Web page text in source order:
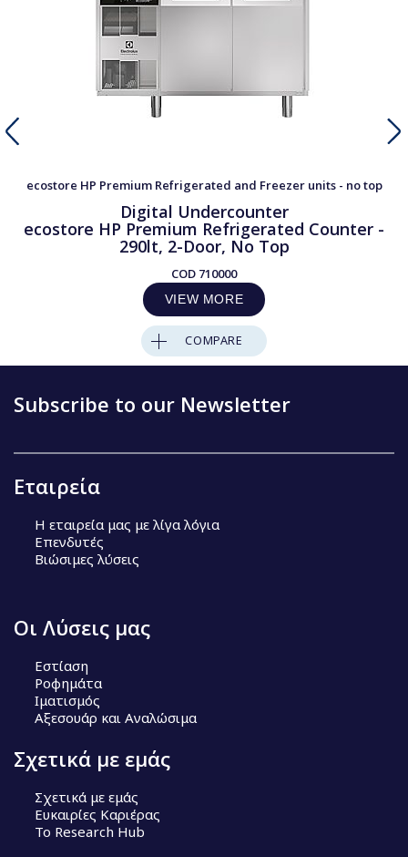
ecostore HP Premium Refrigerated and Freezer units - no top
Digital Undercounter
ecostore HP Premium Refrigerated Counter -
290lt, 2-Door, No Top
COD 710000
VIEW MORE
COMPARE
Subscribe to our Newsletter
Εταιρεία
Η εταιρεία μας με λίγα λόγια
Επενδυτές
Βιώσιμες λύσεις
Οι Λύσεις μας
Εστίαση
Ροφημάτα
Ιματισμός
Αξεσουάρ και Αναλώσιμα
Σχετικά με εμάς
Σχετικά με εμάς
Ευκαιρίες Καριέρας
Το Research Hub